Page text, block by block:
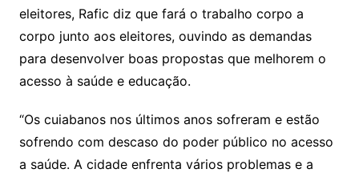
eleitores, Rafic diz que fará o trabalho corpo a
corpo junto aos eleitores, ouvindo as demandas
para desenvolver boas propostas que melhorem o
acesso à saúde e educação.
“Os cuiabanos nos últimos anos sofreram e estão
sofrendo com descaso do poder público no acesso
a saúde. A cidade enfrenta vários problemas e a